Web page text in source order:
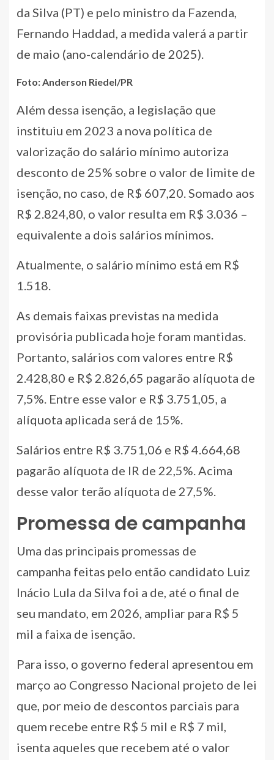
da Silva (PT) e pelo ministro da Fazenda,
Fernando Haddad, a medida valerá a partir
de maio (ano-calendário de 2025).
Foto: Anderson Riedel/PR
Além dessa isenção, a legislação que
instituiu em 2023 a nova política de
valorização do salário mínimo autoriza
desconto de 25% sobre o valor de limite de
isenção, no caso, de R$ 607,20. Somado aos
R$ 2.824,80, o valor resulta em R$ 3.036 –
equivalente a dois salários mínimos.
Atualmente, o salário mínimo está em R$
1.518.
As demais faixas previstas na medida
provisória publicada hoje foram mantidas.
Portanto, salários com valores entre R$
2.428,80 e R$ 2.826,65 pagarão alíquota de
7,5%. Entre esse valor e R$ 3.751,05, a
alíquota aplicada será de 15%.
Salários entre R$ 3.751,06 e R$ 4.664,68
pagarão alíquota de IR de 22,5%. Acima
desse valor terão alíquota de 27,5%.
Promessa de campanha
Uma das principais promessas de
campanha feitas pelo então candidato Luiz
Inácio Lula da Silva foi a de, até o final de
seu mandato, em 2026, ampliar para R$ 5
mil a faixa de isenção.
Para isso, o governo federal apresentou em
março ao Congresso Nacional projeto de lei
que, por meio de descontos parciais para
quem recebe entre R$ 5 mil e R$ 7 mil,
isenta aqueles que recebem até o valor